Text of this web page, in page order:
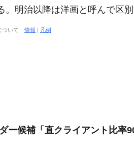
明治以降は洋画と呼んで区別
ついて情報 | 凡例
ー候補「直クライアント比率